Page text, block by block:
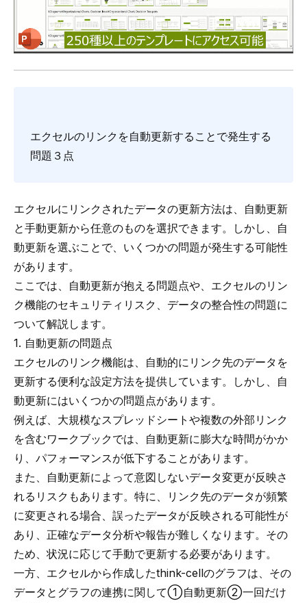
エクセルのリンクを自動更新することで発生する
問題３点
エクセルにリンクされたデータの更新方法は、自動更新
と手動更新から任意のものを選択できます。しかし、自
動更新を選ぶことで、いくつかの問題が発生する可能性
があります。
ここでは、自動更新が抱える問題点や、エクセルのリン
ク機能のセキュリティリスク、データの整合性の問題に
ついて解説します。
1. 自動更新の問題点
エクセルのリンク機能は、自動的にリンク先のデータを
更新する便利な設定方法を提供しています。しかし、自
動更新にはいくつかの問題点があります。
例えば、大規模なスプレッドシートや複数の外部リンク
を含むワークブックでは、自動更新に膨大な時間がかか
り、パフォーマンスが低下することがあります。
また、自動更新によって意図しないデータ変更が反映さ
れるリスクもあります。特に、リンク先のデータが頻繁
に変更される場合、誤ったデータが反映される可能性が
あり、正確なデータ分析や報告が難しくなります。その
ため、状況に応じて手動で更新する必要があります。
一方、 エクセルから作成したthink-cellのグラフは、その
データとグラフの連携に関して①自動更新②一回だけ